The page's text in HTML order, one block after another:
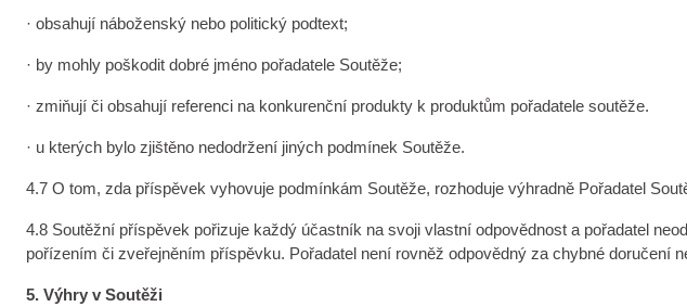
· obsahují náboženský nebo politický podtext;
· by mohly poškodit dobré jméno pořadatele Soutěže;
· zmiňují či obsahují referenci na konkurenční produkty k produktům pořadatele soutěže.
· u kterých bylo zjištěno nedodržení jiných podmínek Soutěže.
4.7 O tom, zda příspěvek vyhovuje podmínkám Soutěže, rozhoduje výhradně Pořadatel
4.8 Soutěžní příspěvek pořizuje každý účastník na svoji vlastní odpovědnost a pořadatel
pořízením či zveřejněním příspěvku. Pořadatel není rovněž odpovědný za chybné doručení
5. Výhry v Soutěži